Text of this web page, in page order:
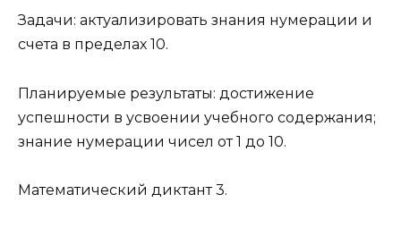
Задачи: актуализировать знания нумерации и
счета в пределах 10.
Планируемые результаты: достижение
успешности в усвоении учебного содержания;
знание нумерации чисел от 1 до 10.
Математический диктант 3.